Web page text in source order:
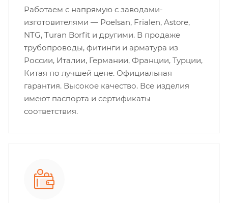
Работаем с напрямую с заводами-
изготовителями — Poelsan, Frialen, Astore,
NTG, Turan Borfit и другими. В продаже
трубопроводы, фитинги и арматура из
России, Италии, Германии, Франции, Турции,
Китая по лучшей цене. Официальная
гарантия. Высокое качество. Все изделия
имеют паспорта и сертификаты
соответствия.